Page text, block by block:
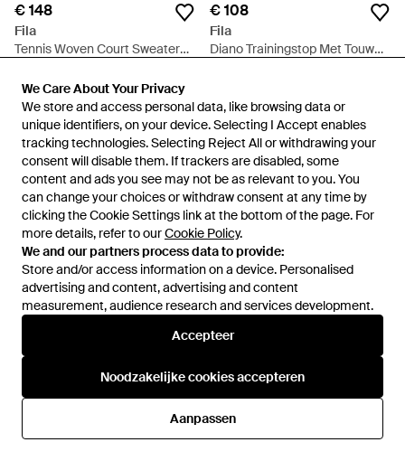
We Care About Your Privacy
We store and access personal data, like browsing data or
unique identifiers, on your device. Selecting I Accept enables
tracking technologies. Selecting Reject All or withdrawing your
consent will disable them. If trackers are disabled, some
content and ads you see may not be as relevant to you. You
can change your choices or withdraw consent at any time by
clicking the Cookie Settings link at the bottom of the page. For
more details, refer to ourCookie Policy.
We and our partners process data to provide:
Store and/or access information on a device. Personalised
advertising and content, advertising and content
measurement, audience research and services development.
Accepteer
Noodzakelijke cookies accepteren
Aanpassen
We Care About Your Privacy
We store and access personal data, like browsing data or
unique identifiers, on your device. Selecting I Accept enables
tracking technologies. Selecting Reject All or withdrawing your
consent will disable them. If trackers are disabled, some
content and ads you see may not be as relevant to you. You
can change your choices or withdraw consent at any time by
clicking the Cookie Settings link at the bottom of the page. For
more details, refer to ourCookie Policy.
We and our partners process data to provide:
Store and/or access information on a device. Personalised
advertising and content, advertising and content
measurement, audience research and services development.
Accepteer
Noodzakelijke cookies accepteren
Aanpassen
€ 148
Fila
Tennis Woven Court Sweater
€ 108
Fila
Diano Trainingstop Met Touw
Fila
Geruite Shorts - Wit
€ 104
Pro Tennis Heritage Geplooide
Skort - Wit